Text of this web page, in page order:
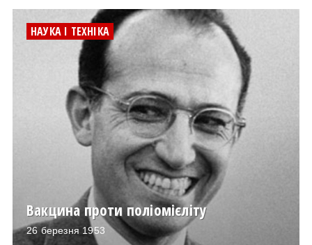
НАУКА І ТЕХНІКА
Вакцина проти поліомієліту
26 березня 1953